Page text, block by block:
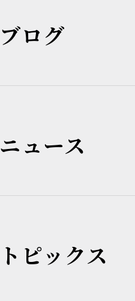
ブログ
ニュース
トピックス